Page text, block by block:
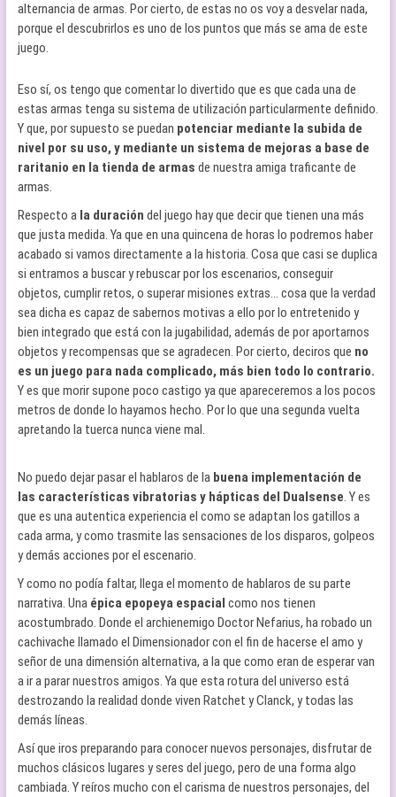
alternancia de armas. Por cierto, de estas no os voy a desvelar nada,
porque el descubrirlos es uno de los puntos que más se ama de este
juego.
Eso sí, os tengo que comentar lo divertido que es que cada una de
estas armas tenga su sistema de utilización particularmente definido.
Y que, por supuesto se puedan potenciar mediante la subida de
nivel por su uso, y mediante un sistema de mejoras a base de
raritanio en la tienda de armas de nuestra amiga traficante de
armas.
Respecto a la duración del juego hay que decir que tienen una más
que justa medida. Ya que en una quincena de horas lo podremos haber
acabado si vamos directamente a la historia. Cosa que casi se duplica
si entramos a buscar y rebuscar por los escenarios, conseguir
objetos, cumplir retos, o superar misiones extras… cosa que la verdad
sea dicha es capaz de sabernos motivas a ello por lo entretenido y
bien integrado que está con la jugabilidad, además de por aportarnos
objetos y recompensas que se agradecen. Por cierto, deciros que no
es un juego para nada complicado, más bien todo lo contrario.
Y es que morir supone poco castigo ya que apareceremos a los pocos
metros de donde lo hayamos hecho. Por lo que una segunda vuelta
apretando la tuerca nunca viene mal.
No puedo dejar pasar el hablaros de la buena implementación de
las características vibratorias y hápticas del Dualsense. Y es
que es una autentica experiencia el como se adaptan los gatillos a
cada arma, y como trasmite las sensaciones de los disparos, golpeos
y demás acciones por el escenario.
Y como no podía faltar, llega el momento de hablaros de su parte
narrativa. Una épica epopeya espacial como nos tienen
acostumbrado. Donde el archienemigo Doctor Nefarius, ha robado un
cachivache llamado el Dimensionador con el fin de hacerse el amo y
señor de una dimensión alternativa, a la que como eran de esperar van
a ir a parar nuestros amigos. Ya que esta rotura del universo está
destrozando la realidad donde viven Ratchet y Clanck, y todas las
demás líneas.
Así que iros preparando para conocer nuevos personajes, disfrutar de
muchos clásicos lugares y seres del juego, pero de una forma algo
cambiada. Y reíros mucho con el carisma de nuestros personajes, del